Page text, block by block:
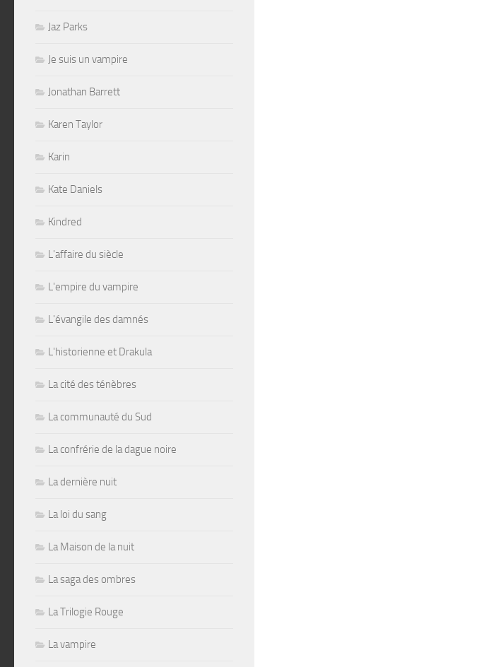
Jaz Parks
Je suis un vampire
Jonathan Barrett
Karen Taylor
Karin
Kate Daniels
Kindred
L'affaire du siècle
L'empire du vampire
L'évangile des damnés
L'historienne et Drakula
La cité des ténèbres
La communauté du Sud
La confrérie de la dague noire
La dernière nuit
La loi du sang
La Maison de la nuit
La saga des ombres
La Trilogie Rouge
La vampire